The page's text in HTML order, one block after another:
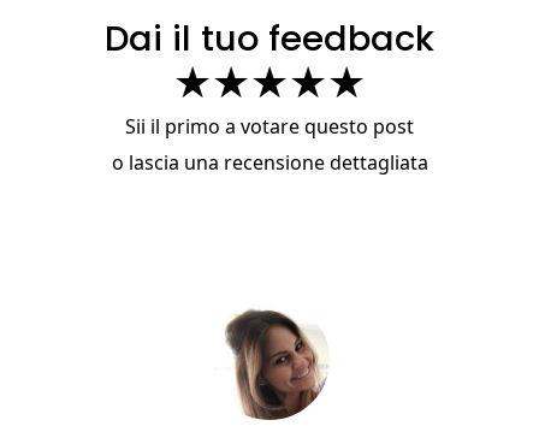
Dai il tuo feedback
★★★★★
Sii il primo a votare questo post
o lascia una recensione dettagliata